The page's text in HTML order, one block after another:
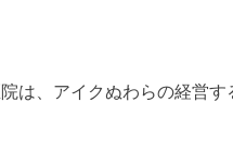
は、アイクぬわらの経営